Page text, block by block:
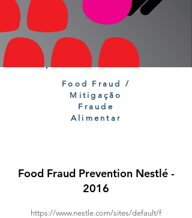
Food Fraud /
Mitigação
Fraude
Alimentar
Food Fraud Prevention Nestlé -
2016
https://www.nestle.com/sites/default/f